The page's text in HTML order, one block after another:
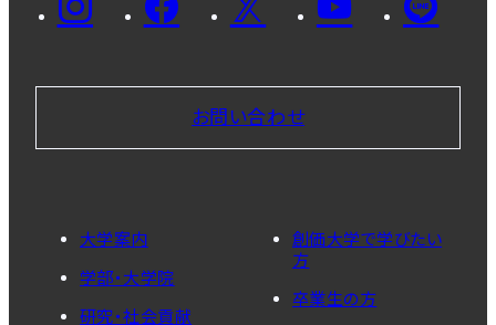
お問い合わせ
大学案内
学部・大学院
研究・社会貢献
創価大学で学びたい
方
卒業生の方